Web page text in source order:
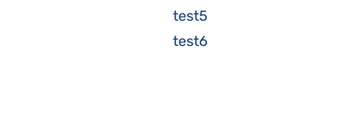
test5
test6